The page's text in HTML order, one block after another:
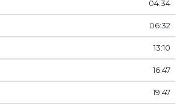
04:34
06:32
13:10
16:47
19:47